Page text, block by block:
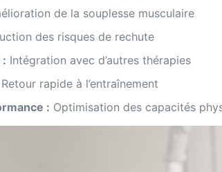
de la souplesse musculaire
des risques de rechute
Intégration avec d’autres thérapies
Retour rapide à l’entraînement
: Optimisation des capacités